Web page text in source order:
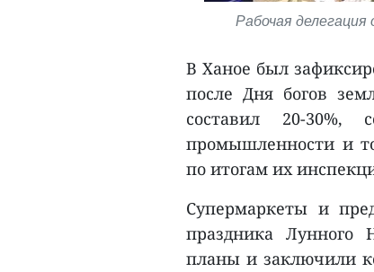
Рабочая
В Ханое был
после Дня богов
составил 20-30%,
промышленности и
по итогам их
Супермаркеты и
праздника Лунного
планы и заключили